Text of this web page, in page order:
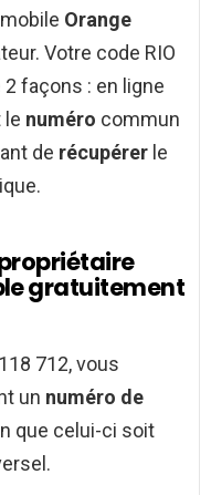
Orange
Votre code RIO
façons : en ligne
le numéro commun
de récupérer le
gratuitement
712, vous
un numéro de
que celui-ci soit